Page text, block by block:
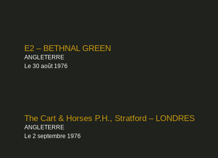
E2 – BETHNAL GREEN
ANGLETERRE
Le 30 août 1976
The Cart & Horses P.H., Stratford – LONDRES
ANGLETERRE
Le 2 septembre 1976